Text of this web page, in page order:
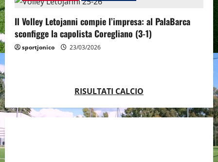
Il Volley Letojanni compie l’impresa: al PalaBarca
sconfigge la capolista Coregliano (3-1)
sportjonico 23/03/2026
RISULTATI CALCIO